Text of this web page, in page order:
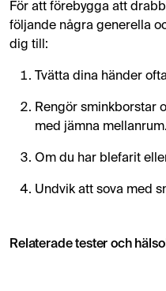
För att förebygga att
följande några generella
dig till:
Tvätta dina händer
Rengör sminkborstar
med jämna mellanrum.
Om du har blefarit
Undvik att sova med
Relaterade tester och